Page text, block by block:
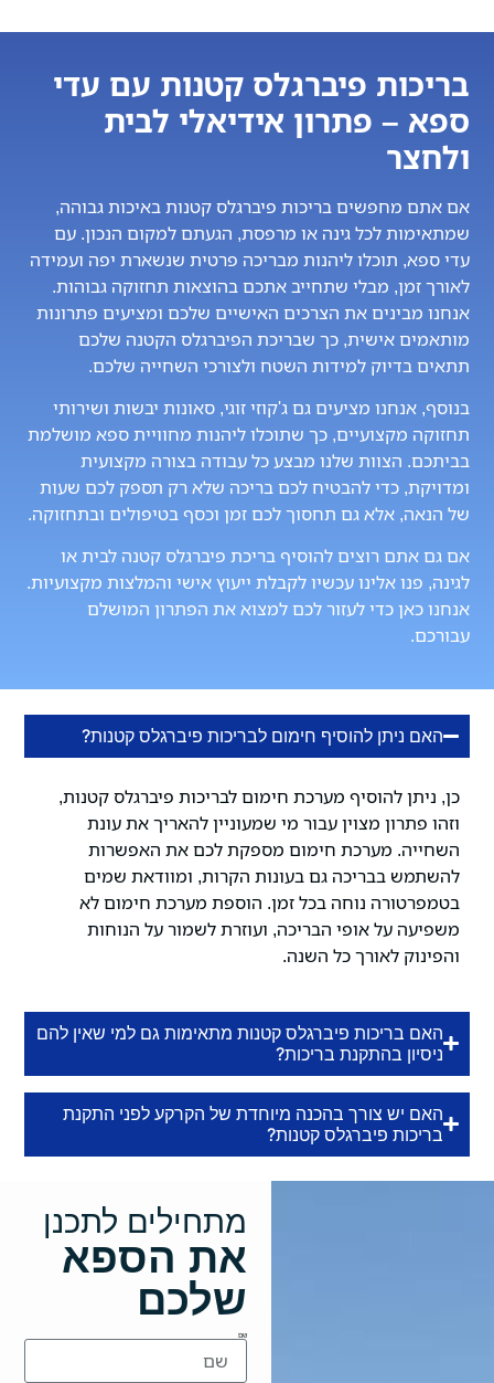
בריכות פיברגלס קטנות עם עדי
ספא – פתרון אידיאלי לבית
ולחצר
אם אתם מחפשים בריכות פיברגלס קטנות באיכות גבוהה,
שמתאימות לכל גינה או מרפסת, הגעתם למקום הנכון. עם
עדי ספא, תוכלו ליהנות מבריכה פרטית שנשארת יפה ועמידה
לאורך זמן, מבלי שתחייב אתכם בהוצאות תחזוקה גבוהות.
אנחנו מבינים את הצרכים האישיים שלכם ומציעים פתרונות
מותאמים אישית, כך שבריכת הפיברגלס הקטנה שלכם
תתאים בדיוק למידות השטח ולצורכי השחייה שלכם.
בנוסף, אנחנו מציעים גם ג'קוזי זוגי, סאונות יבשות ושירותי
תחזוקה מקצועיים, כך שתוכלו ליהנות מחוויית ספא מושלמת
בביתכם. הצוות שלנו מבצע כל עבודה בצורה מקצועית
ומדויקת, כדי להבטיח לכם בריכה שלא רק תספק לכם שעות
של הנאה, אלא גם תחסוך לכם זמן וכסף בטיפולים ובתחזוקה.
אם גם אתם רוצים להוסיף בריכת פיברגלס קטנה לבית או
לגינה, פנו אלינו עכשיו לקבלת ייעוץ אישי והמלצות מקצועיות.
אנחנו כאן כדי לעזור לכם למצוא את הפתרון המושלם
עבורכם.
האם ניתן להוסיף חימום לבריכות פיברגלס קטנות?
כן, ניתן להוסיף מערכת חימום לבריכות פיברגלס קטנות,
וזהו פתרון מצוין עבור מי שמעוניין להאריך את עונת
השחייה. מערכת חימום מספקת לכם את האפשרות
להשתמש בבריכה גם בעונות הקרות, ומוודאת שמים
בטמפרטורה נוחה בכל זמן. הוספת מערכת חימום לא
משפיעה על אופי הבריכה, ועוזרת לשמור על הנוחות
והפינוק לאורך כל השנה.
האם בריכות פיברגלס קטנות מתאימות גם למי שאין להם
ניסיון בהתקנת בריכות?
האם יש צורך בהכנה מיוחדת של הקרקע לפני התקנת
בריכות פיברגלס קטנות?
מתחילים לתכנן
את הספא
שלכם